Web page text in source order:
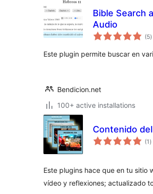
Bible Search
Audio
(5)
Este plugin permite buscar en
Bendicion.net
100+ active installations
Contenido
(1 )
Este plugins hace que en tu sitio
vídeo y reflexiones; actualizado